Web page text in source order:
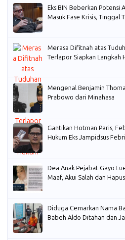
Eks BIN Beberkan Potensi
Masuk Fase Krisis, Tinggal
Merasa Difitnah atas
Terlapor Siapkan Langkah
Mengenal Benjamin
Prabowo dari Minahasa
Gantikan Hotman Paris,
Hukum Eks Jampidsus
Dea Anak Pejabat Gayo
Maaf, Akui Salah dan
Diduga Cemarkan Nama
Babeh Aldo Ditahan dan